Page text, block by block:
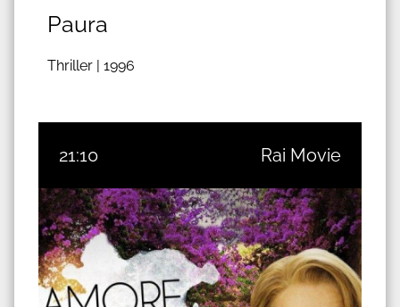
Paura
Thriller | 1996
21:10 Rai Movie